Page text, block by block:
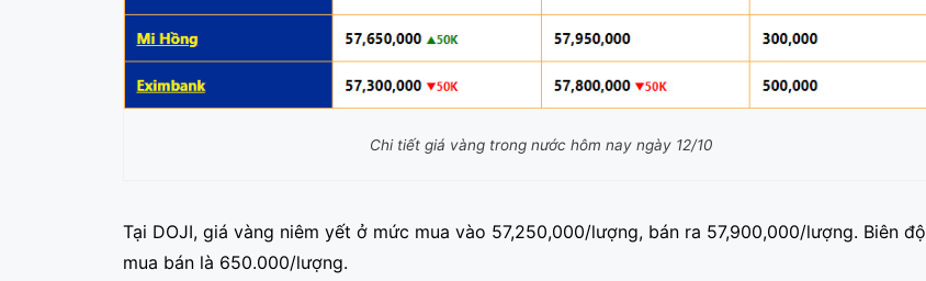
Chi tiết giá vàng trong nước hôm nay ngày 12/10
Tại DOJI, giá vàng niêm yết ở mức mua vào 57,250,000/lượng, bán ra 57,900,000/lượng. Biên độ
mua bán là 650.000/lượng.